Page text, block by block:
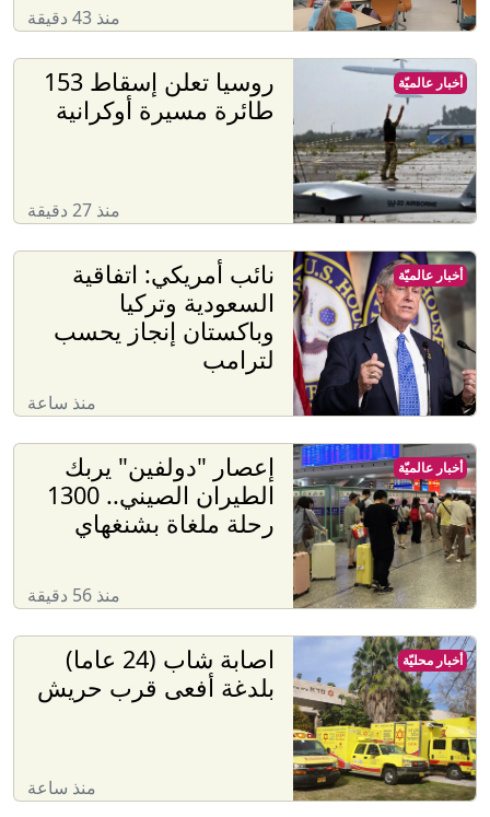
منذ 43 دقيقة
روسيا تعلن إسقاط 153
طائرة مسيرة أوكرانية
منذ 27 دقيقة
أخبار عالميّة
نائب أمريكي: اتفاقية
السعودية وتركيا
وباكستان إنجاز يحسب
لترامب
منذ ساعة
أخبار عالميّة
إعصار "دولفين" يربك
الطيران الصيني.. 1300
رحلة ملغاة بشنغهاي
منذ 56 دقيقة
أخبار عالميّة
اصابة شاب (24 عاما)
بلدغة أفعى قرب حريش
منذ ساعة
أخبار محليّة